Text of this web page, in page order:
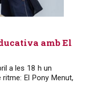
amb El
a les 18 h un
El Pony Menut,